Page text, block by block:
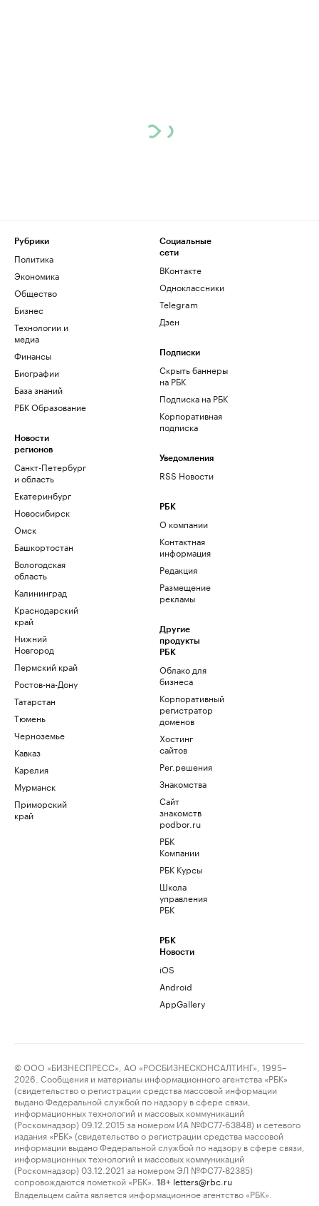
Рубрики
Политика
Экономика
Общество
Бизнес
Технологии и
медиа
Финансы
Биографии
База знаний
РБК Образование
Новости
регионов
Санкт-Петербург
и область
Екатеринбург
Новосибирск
Омск
Башкортостан
Вологодская
область
Калининград
Краснодарский
край
Нижний
Новгород
Пермский край
Ростов-на-Дону
Татарстан
Тюмень
Черноземье
Кавказ
Карелия
Мурманск
Приморский
край
Социальные
сети
ВКонтакте
Одноклассники
Telegram
Дзен
Подписки
Скрыть баннеры
на РБК
Подписка на РБК
Корпоративная
подписка
Уведомления
RSS Новости
РБК
О компании
Контактная
информация
Редакция
Размещение
рекламы
Другие
продукты
РБК
Облако для
бизнеса
Корпоративный
регистратор
доменов
Хостинг
сайтов
Рег.решения
Знакомства
Сайт
знакомств
podbor.ru
РБК
Компании
РБК Курсы
Школа
управления
РБК
РБК
Новости
iOS
Android
AppGallery
© ООО «БИЗНЕСПРЕСС», АО «РОСБИЗНЕСКОНСАЛТИНГ», 1995–
2026. Сообщения и материалы информационного агентства «РБК»
(свидетельство о регистрации средства массовой информации
выдано Федеральной службой по надзору в сфере связи,
информационных технологий и массовых коммуникаций
(Роскомнадзор) 09.12.2015 за номером ИА №ФС77-63848) и сетевого
издания «РБК» (свидетельство о регистрации средства массовой
информации выдано Федеральной службой по надзору в сфере связи,
информационных технологий и массовых коммуникаций
(Роскомнадзор) 03.12.2021 за номером ЭЛ №ФС77-82385)
сопровождаются пометкой «РБК».
18+ letters@rbc.ru
Владельцем сайта является информационное агентство «РБК».